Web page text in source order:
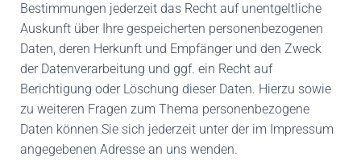
Bestimmungen jederzeit das Recht auf unentgeltliche
Auskunft über Ihre gespeicherten personenbezogenen
Daten, deren Herkunft und Empfänger und den Zweck
der Datenverarbeitung und ggf. ein Recht auf
Berichtigung oder Löschung dieser Daten. Hierzu sowie
zu weiteren Fragen zum Thema personenbezogene
Daten können Sie sich jederzeit unter der im Impressum
angegebenen Adresse an uns wenden.